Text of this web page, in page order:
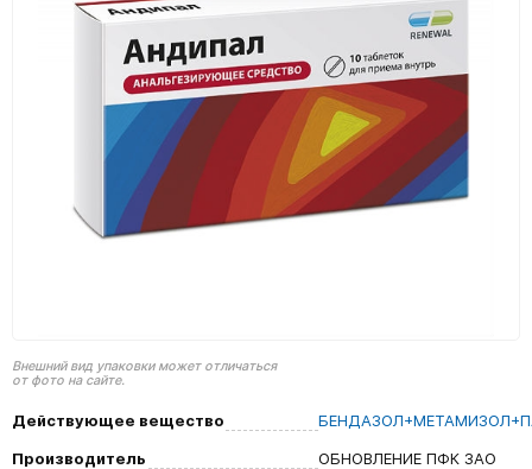
Внешний вид упаковки может отличаться
от фото на сайте.
Действующее вещество
Производитель
ОБНОВЛЕНИЕ ПФК ЗАО